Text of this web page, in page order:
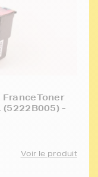
(5222B005) -
Voir le produit